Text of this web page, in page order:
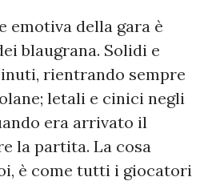
emotiva della gara è
blaugrana. Solidi e
rientrando sempre
letali e cinici negli
era arrivato il
la partita. La cosa
è come tutti i giocatori